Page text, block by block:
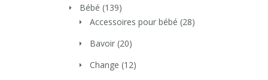
Bébé (139)
Accessoires pour bébé (28)
Bavoir (20)
Change (12)